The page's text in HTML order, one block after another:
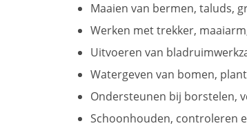
Maaien van bermen, taluds,
Werken met trekker,
Uitvoeren van
Watergeven van bomen,
Ondersteunen bij borstelen,
Schoonhouden, controleren